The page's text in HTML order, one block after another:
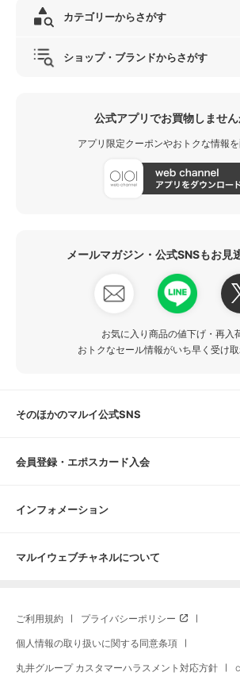
カテゴリーからさがす
ショップ・ブランドからさがす
公式アプリでお買物しません
アプリ限定クーポンやおトクな情報を
メールマガジン・公式SNSもお見
お気に入り商品の値下げ・再入
おトクなセール情報がいち早く受け取
そのほかのマルイ公式SNS
会員登録・エポスカード入会
インフォメーション
マルイウェブチャネルについて
ご利用規約 プライバシーポリシー
個人情報の取り扱いに関する同意条項
丸井グループ カスタマーハラスメント対応方針